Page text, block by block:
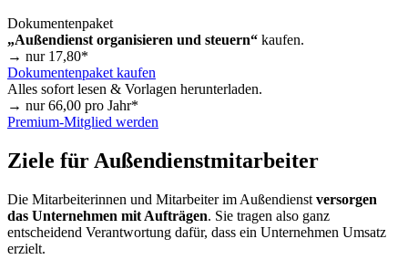
Dokumentenpaket
„Außendienst organisieren und steuern“ kaufen.
→ nur 17,80*
Dokumentenpaket kaufen
Alles sofort lesen & Vorlagen herunterladen.
→ nur66,00 pro Jahr*
Premium-Mitglied werden
Ziele für Außendienstmitarbeiter
Die Mitarbeiterinnen und Mitarbeiter im Außendienst versorgen
das Unternehmen mit Aufträgen. Sie tragen also ganz
entscheidend Verantwortung dafür, dass ein Unternehmen Umsatz
erzielt.